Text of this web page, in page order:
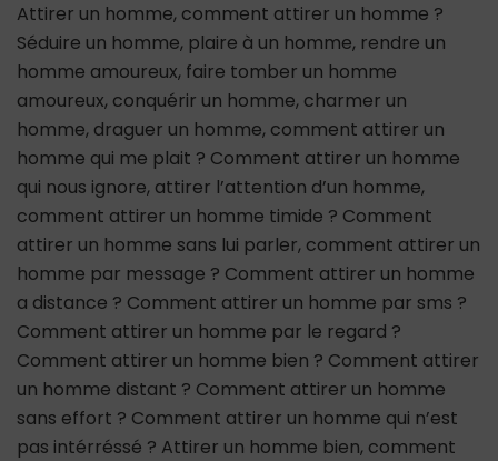
Attirer un homme, comment attirer un homme ?
Séduire un homme, plaire à un homme, rendre un
homme amoureux, faire tomber un homme
amoureux, conquérir un homme, charmer un
homme, draguer un homme, comment attirer un
homme qui me plait ? Comment attirer un homme
qui nous ignore, attirer l’attention d’un homme,
comment attirer un homme timide ? Comment
attirer un homme sans lui parler, comment attirer un
homme par message ? Comment attirer un homme
a distance ? Comment attirer un homme par sms ?
Comment attirer un homme par le regard ?
Comment attirer un homme bien ? Comment attirer
un homme distant ? Comment attirer un homme
sans effort ? Comment attirer un homme qui n’est
pas intérréssé ? Attirer un homme bien, comment